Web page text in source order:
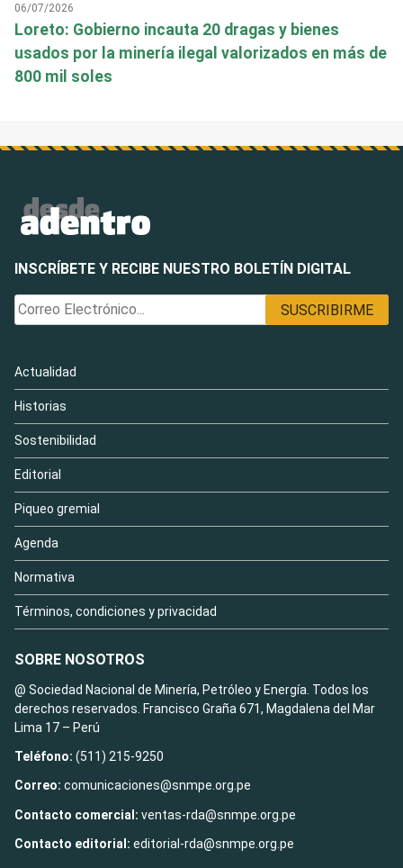
06/07/2026
Loreto: Gobierno incauta 20 dragas y bienes
usados por la minería ilegal valorizados en más de
800 mil soles
INSCRÍBETE Y RECIBE NUESTRO BOLETÍN DIGITAL
Actualidad
Historias
Sostenibilidad
Editorial
Piqueo gremial
Agenda
Normativa
Términos, condiciones y privacidad
SOBRE NOSOTROS
@ Sociedad Nacional de Minería, Petróleo y Energía. Todos los
derechos reservados. Francisco Graña 671, Magdalena del Mar
Lima 17 – Perú
Teléfono: (511) 215-9250
Correo: comunicaciones@snmpe.org.pe
Contacto comercial: ventas-rda@snmpe.org.pe
Contacto editorial: editorial-rda@snmpe.org.pe